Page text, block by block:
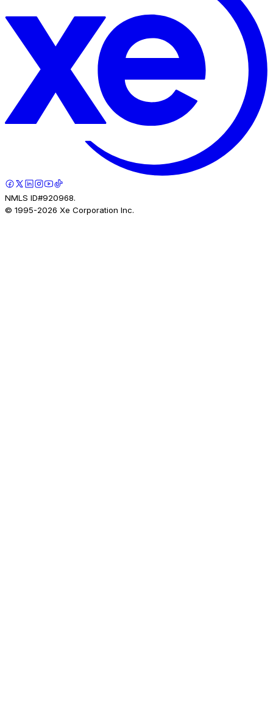
NMLS ID#920968.
© 1995-2026 Xe Corporation Inc.